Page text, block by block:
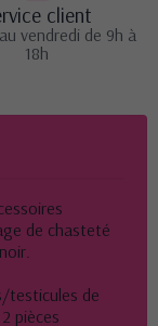
client
vendredi de 9h à
18h
de chasteté
testicules de
pièces